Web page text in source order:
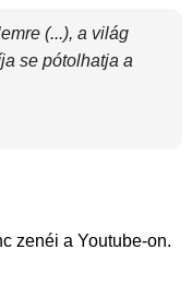
(...), a világ
se pótolhatja a
zenéi a Youtube-on.